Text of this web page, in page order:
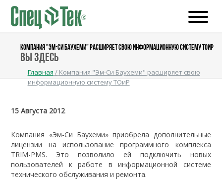
КОМПАНИЯ "ЭМ-СИ БАУХЕМИ" РАСШИРЯЕТ СВОЮ ИНФОРМАЦИОННУЮ СИСТЕМУ ТОИР
Вы здесь
Главная / Компания "Эм-Си Баухеми" расширяет свою
информационную систему ТОиР
15 Августа 2012
Компания «Эм-Си Баухеми» приобрела дополнительные
лицензии на использование программного комплекса
TRIM-PMS. Это позволило ей подключить новых
пользователей к работе в информационной системе
технического обслуживания и ремонта.